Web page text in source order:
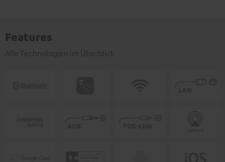
Features
Alle Technologien im Überblick